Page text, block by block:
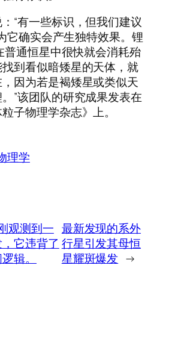
“有一些标识，但我们建议
它确实会产生独特效果。锂
普通恒星中很快就会消耗殆
到看似暗矮星的天体，就
因为若是褐矮星或类似天
”该团队的研究成果发表在
子物理学杂志》上。
理学
观测到一
它违背了
辑。
最新发现的系外
行星引发其母恒
星耀斑爆发 →